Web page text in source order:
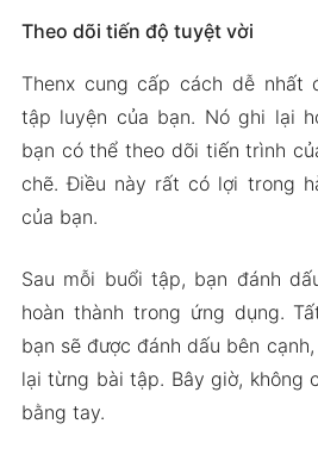
Theo dõi tiến độ tuyệt vời
Thenx cung cấp cách dễ nhất
tập luyện của bạn. Nó ghi lại
bạn có thể theo dõi tiến trình
chẽ. Điều này rất có lợi trong
của bạn.
Sau mỗi buổi tập, bạn đánh
hoàn thành trong ứng dụng.
bạn sẽ được đánh dấu bên
lại từng bài tập. Bây giờ, không
bằng tay.